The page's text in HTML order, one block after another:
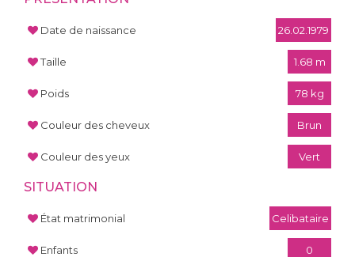
Date de naissance 26.02.1979
Taille 1.68 m
Poids 78 kg
Couleur des cheveux Brun
Couleur des yeux Vert
SITUATION
État matrimonial Celibataire
Enfants 0